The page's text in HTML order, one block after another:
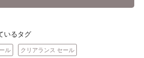
いるタグ
ル クリアランス セール